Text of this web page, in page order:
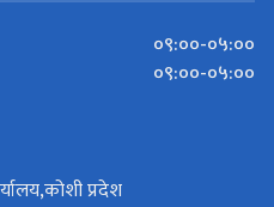
०९:००-०५:००
०९:००-०५:००
प्रदेश